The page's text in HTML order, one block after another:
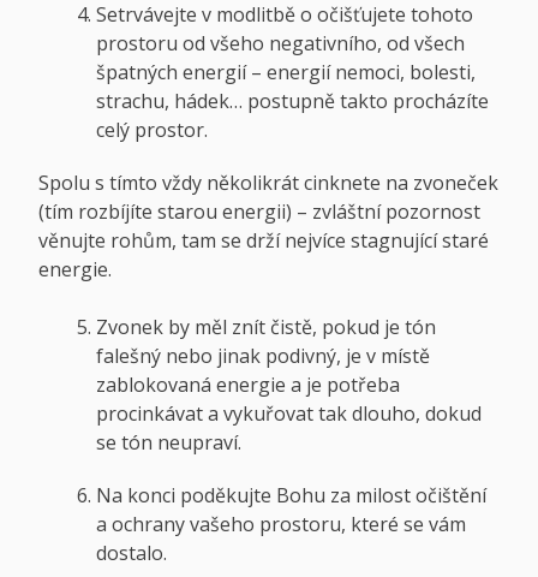
Setrvávejte v modlitbě o očišťujete tohoto
prostoru od všeho negativního, od všech
špatných energií – energií nemoci, bolesti,
strachu, hádek… postupně takto procházíte
celý prostor.
Spolu s tímto vždy několikrát cinknete na zvoneček
(tím rozbíjíte starou energii) – zvláštní pozornost
věnujte rohům, tam se drží nejvíce stagnující staré
energie.
Zvonek by měl znít čistě, pokud je tón
falešný nebo jinak podivný, je v místě
zablokovaná energie a je potřeba
procinkávat a vykuřovat tak dlouho, dokud
se tón neupraví.
Na konci poděkujte Bohu za milost očištění
a ochrany vašeho prostoru, které se vám
dostalo.